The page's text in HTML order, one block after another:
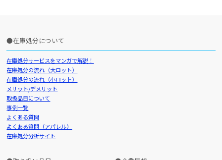
在庫処分について
在庫処分サービスをマンガで解説！
在庫処分の流れ（大ロット）
在庫処分の流れ（小ロット）
メリット/デメリット
取扱品目について
事例一覧
よくある質問
よくある質問（アパレル）
在庫処分分析サイト